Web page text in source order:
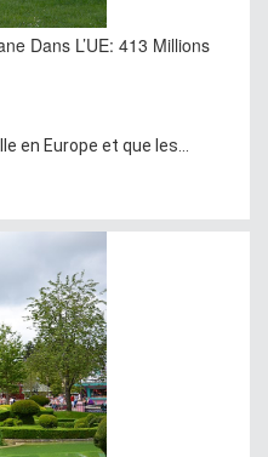
Dans L’UE: 413 Millions
en Europe et que les...